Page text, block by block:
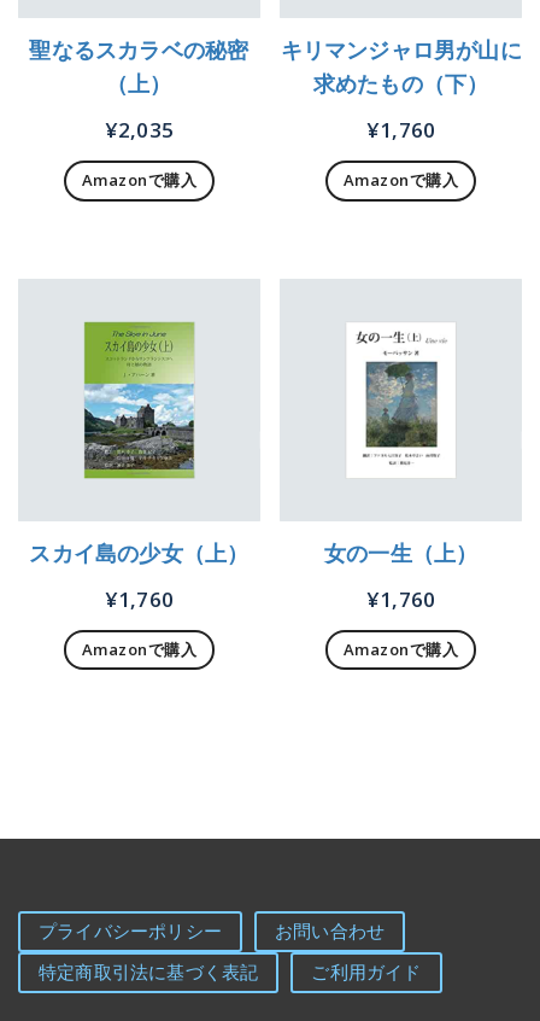
聖なるスカラベの秘密
（上）
¥2,035
Amazonで購入
キリマンジャロ男が山に
求めたもの（下）
¥1,760
Amazonで購入
スカイ島の少女（上）
¥1,760
Amazonで購入
女の一生（上）
¥1,760
Amazonで購入
プライバシーポリシー
特定商取引法に基づく表記
ご利用ガイド
お問い合わせ